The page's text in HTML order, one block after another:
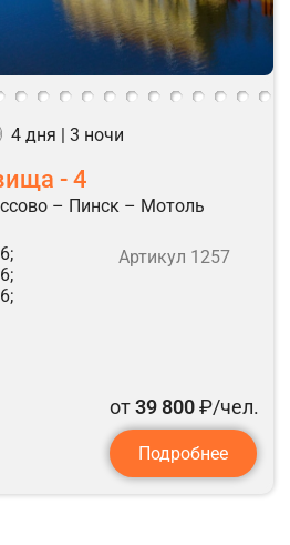
4 дня | 3 ночи
- 4
– Пинск – Мотоль
Артикул 1257
от39 800₽/чел.
Подробнее